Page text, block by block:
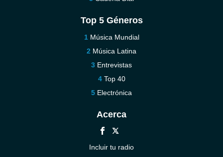
Top 5 Géneros
Música Mundial
Música Latina
Entrevistas
Top 40
Electrónica
Acerca
Incluir tu radio